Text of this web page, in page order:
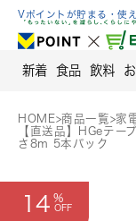
Skip
content
Vポイントが貯まる・使
新着 食品 飲料
HOME>商品一覧>家
【直送品】HGeテ
さ8m 5本パック
14